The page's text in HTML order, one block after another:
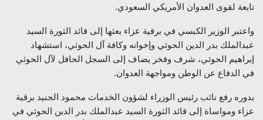
تابعة لقوى العدوان الأمريكي السعودي.
واعتبر الوزير الكبسي في برقية عزاء بعثها إلى قائد الثورة السيد
عبدالملك بدر الدين الحوثي وإخوانه وكافة آل الحوثي، استشهاد
إبراهيم الحوثي، شرف وفخر يضاف إلى السجل الحافل لآل الحوثي
في الدفاع عن الوطن ومواجهة العدوان.
بدوره رفع نائب رئيس الوزراء لشؤون الخدمات محمود الجنيد برقية
عزاء ومواساة إلى قائد الثورة السيد عبدالملك بدر الدين الحوثي في